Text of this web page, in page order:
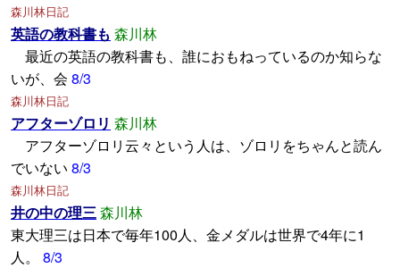
森川林日記
英語の教科書も 森川林
最近の英語の教科書も、誰におもねっているのか知らな
いが、会 8/3
森川林日記
アフターゾロリ 森川林
アフターゾロリ云々という人は、ゾロリをちゃんと読ん
でいない 8/3
森川林日記
井の中の理三森川林
東大理三は日本で毎年100人、金メダルは世界で4年に1
人。 8/3